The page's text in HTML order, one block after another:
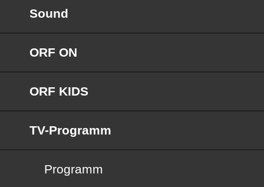
Sound
ORF ON
ORF KIDS
TV-Programm
Programm